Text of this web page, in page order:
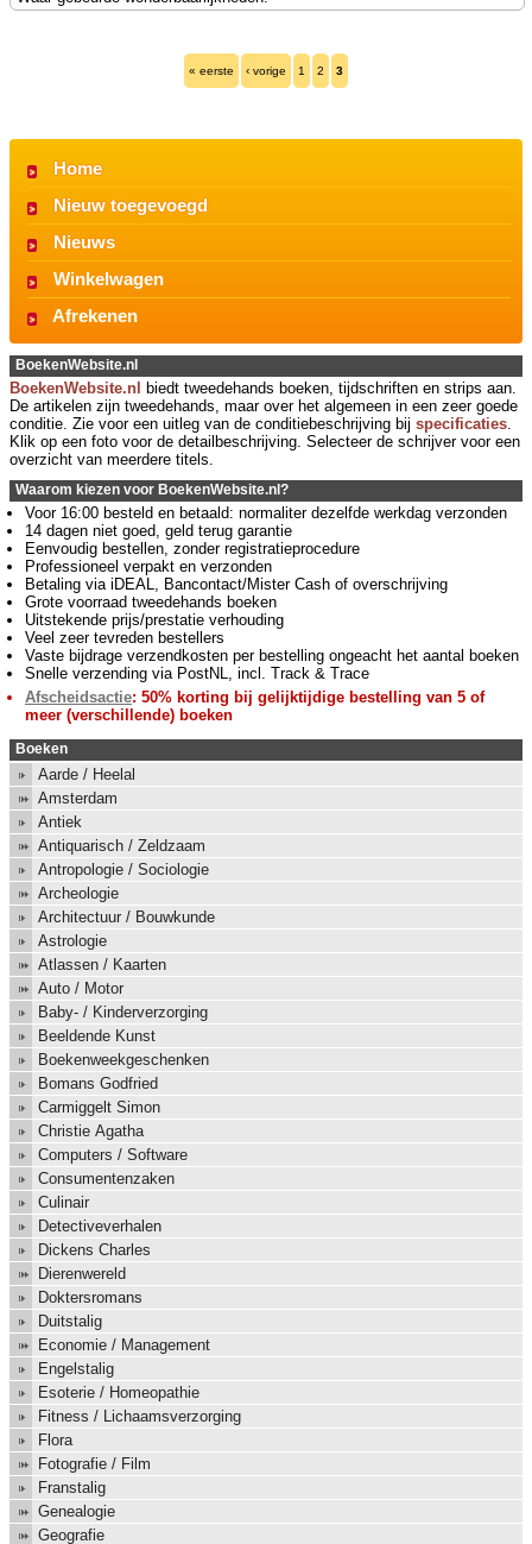
« eerste ‹ vorige 1 2 3
Home
Nieuw toegevoegd
Nieuws
Winkelwagen
Afrekenen
BoekenWebsite.nl
BoekenWebsite.nl biedt tweedehands boeken, tijdschriften en strips aan.
De artikelen zijn tweedehands, maar over het algemeen in een zeer goede
conditie. Zie voor een uitleg van de conditiebeschrijving bij specificaties
Klik op een foto voor de detailbeschrijving. Selecteer de schrijver voor een
overzicht van meerdere titels.
Waarom kiezen voor BoekenWebsite.nl?
Voor 16:00 besteld en betaald: normaliter dezelfde werkdag verzonden
14 dagen niet goed, geld terug garantie
Eenvoudig bestellen, zonder registratieprocedure
Professioneel verpakt en verzonden
Betaling via iDEAL, Bancontact/Mister Cash of overschrijving
Grote voorraad tweedehands boeken
Uitstekende prijs/prestatie verhouding
Veel zeer tevreden bestellers
Vaste bijdrage verzendkosten per bestelling ongeacht het aantal boeken
Snelle verzending via PostNL, incl. Track & Trace
Afscheidsactie: 50% korting bij gelijktijdige bestelling van 5 of
meer (verschillende) boeken
Boeken
Aarde / Heelal
Amsterdam
Antiek
Antiquarisch / Zeldzaam
Antropologie / Sociologie
Archeologie
Architectuur / Bouwkunde
Astrologie
Atlassen / Kaarten
Auto / Motor
Baby- / Kinderverzorging
Beeldende Kunst
Boekenweekgeschenken
Bomans Godfried
Carmiggelt Simon
Christie Agatha
Computers / Software
Consumentenzaken
Culinair
Detectiveverhalen
Dickens Charles
Dierenwereld
Doktersromans
Duitstalig
Economie / Management
Engelstalig
Esoterie / Homeopathie
Fitness / Lichaamsverzorging
Flora
Fotografie / Film
Franstalig
Genealogie
Geografie